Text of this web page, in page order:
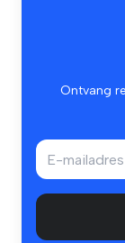
Ontvang